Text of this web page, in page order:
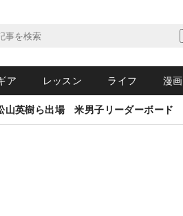
ア レッスン ライフ 漫画
山英樹ら出場 米男子リーダーボード